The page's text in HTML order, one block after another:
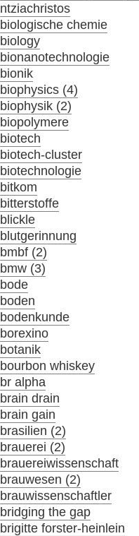
ntziachristos
biologische chemie
biology
bionanotechnologie
bionik
biophysics (4)
biophysik (2)
biopolymere
biotech
biotech-cluster
biotechnologie
bitkom
bitterstoffe
blickle
blutgerinnung
bmbf (2)
bmw (3)
bode
boden
bodenkunde
borexino
botanik
bourbon whiskey
br alpha
brain drain
brain gain
brasilien (2)
brauerei (2)
brauereiwissenschaft
brauwesen (2)
brauwissenschaftler
bridging the gap
brigitte forster-heinlein